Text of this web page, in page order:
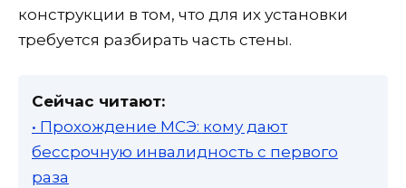
конструкции в том, что для их установки
требуется разбирать часть стены.
Сейчас читают:
• Прохождение МСЭ: кому дают
бессрочную инвалидность с первого
раза